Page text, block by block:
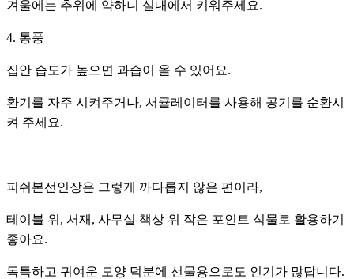
겨울에는 추위에 약하니 실내에서 키워주세요.
4. 통풍
집안 습도가 높으면 과습이 올 수 있어요.
환기를 자주 시켜주거나, 서큘레이터를 사용해 공기를 순환시
켜 주세요.
피쉬본선인장은 그렇게 까다롭지 않은 편이라,
테이블 위, 서재, 사무실 책상 위 작은 포인트 식물로 활용하기
좋아요.
독특하고 귀여운 모양 덕분에 선물용으로도 인기가 많답니다.